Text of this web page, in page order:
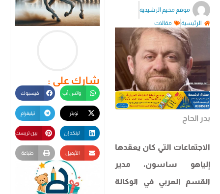
موقع مخيم الرشيدية
الرئيسية
مقالات
بدر الحاج
الاجتماعات التي كان يعقدها
إلياهو ساسون، مدير
القسم العربي في الوكالة
شارك على :
واتس أب فيسبوك
تيليغرام
لينكد إن بين تريست
الأيميل طباعة